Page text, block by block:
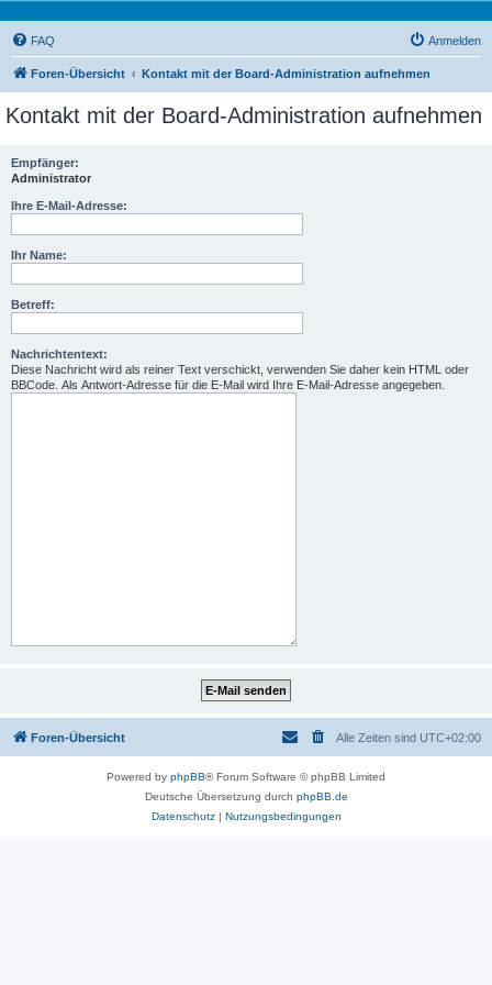
FAQ Anmelden
Foren-Übersicht Kontakt mit der Board-Administration aufnehmen
Kontakt mit der Board-Administration aufnehmen
Empfänger:
Administrator
Ihre E-Mail-Adresse:
Ihr Name:
Betreff:
Nachrichtentext:
Diese Nachricht wird als reiner Text verschickt, verwenden Sie daher kein HTML oder
BBCode. Als Antwort-Adresse für die E-Mail wird Ihre E-Mail-Adresse angegeben.
Foren-Übersicht Alle Zeiten sind UTC+02:00
Powered by phpBB® Forum Software © phpBB Limited
Deutsche Übersetzung durch phpBB.de
Datenschutz| Nutzungsbedingungen